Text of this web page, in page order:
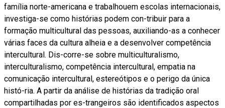
família norte-americana e trabalhouem escolas internacionais,
investiga-se como histórias podem con-tribuir para a
formação multicultural das pessoas, auxiliando-as a conhecer
várias faces da cultura alheia e a desenvolver competência
intercultural. Dis-corre-se sobre multiculturalismo,
interculturalismo, competência intercultural, empatia na
comunicação intercultural, estereótipos e o perigo da única
histó-ria. A partir da análise de histórias da tradição oral
compartilhadas por es-trangeiros são identificados aspectos